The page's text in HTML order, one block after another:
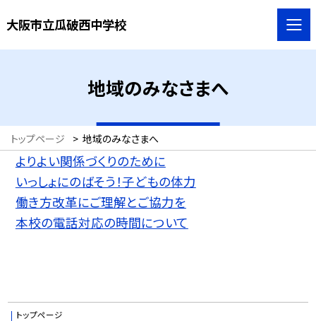
大阪市立瓜破西中学校
地域のみなさまへ
トップページ > 地域のみなさまへ
よりよい関係づくりのために
いっしょにのばそう！子どもの体力
働き方改革にご理解とご協力を
本校の電話対応の時間について
トップページ